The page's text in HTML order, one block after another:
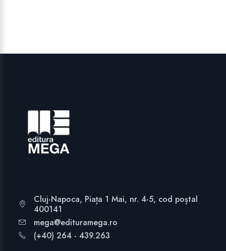
Cluj-Napoca, Piața 1 Mai, nr. 4-5, cod poștal
400141
mega@edituramega.ro
(+40) 264 - 439.263